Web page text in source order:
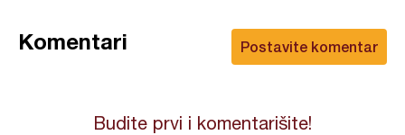
Postavite komentar
Komentari
Budite prvi i komentarišite!